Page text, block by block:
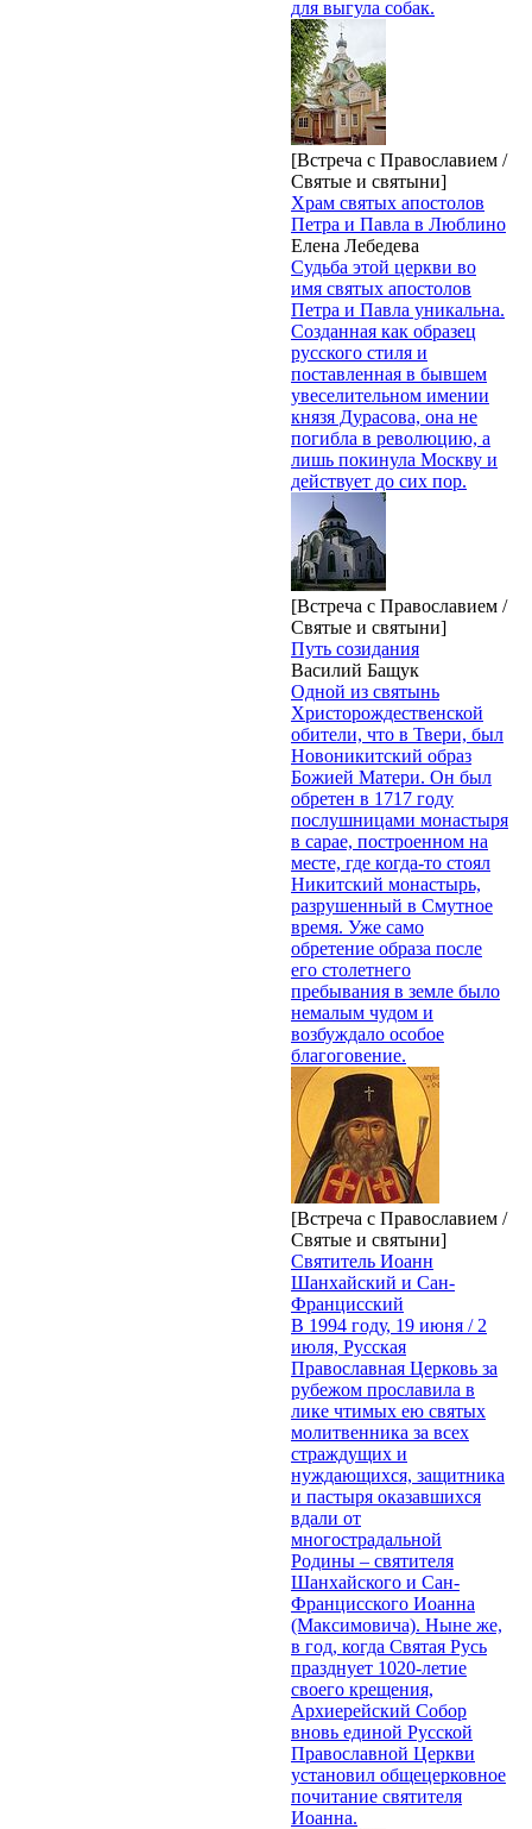
для выгула собак.
[Встреча с Православием /
Святые и святыни]
Храм святых апостолов
Петра и Павла в Люблино
Елена Лебедева
Судьба этой церкви во
имя святых апостолов
Петра и Павла уникальна.
Созданная как образец
русского стиля и
поставленная в бывшем
увеселительном имении
князя Дурасова, она не
погибла в революцию, а
лишь покинула Москву и
действует до сих пор.
[Встреча с Православием /
Святые и святыни]
Путь созидания
Василий Бащук
Одной из святынь
Христорождественской
обители, что в Твери, был
Новоникитский образ
Божией Матери. Он был
обретен в 1717 году
послушницами монастыря
в сарае, построенном на
месте, где когда-то стоял
Никитский монастырь,
разрушенный в Смутное
время. Уже само
обретение образа после
его столетнего
пребывания в земле было
немалым чудом и
возбуждало особое
благоговение.
[Встреча с Православием /
Святые и святыни]
Святитель Иоанн
Шанхайский и Сан-
Францисский
В 1994 году, 19 июня / 2
июля, Русская
Православная Церковь за
рубежом прославила в
лике чтимых ею святых
молитвенника за всех
страждущих и
нуждающихся, защитника
и пастыря оказавшихся
вдали от
многострадальной
Родины – святителя
Шанхайского и Сан-
Францисского Иоанна
(Максимовича). Ныне же,
в год, когда Святая Русь
празднует 1020-летие
своего крещения,
Архиерейский Собор
вновь единой Русской
Православной Церкви
установил общецерковное
почитание святителя
Иоанна.